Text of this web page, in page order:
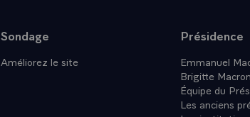
Sondage
Améliorez le site
Présidence
Emmanuel
Brigitte Macron
Équipe du
Les anciens